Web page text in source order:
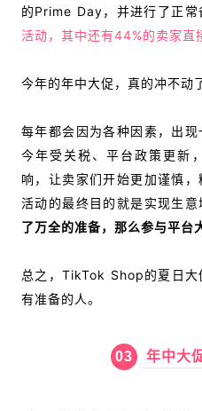
的Prime Day，并进行了正常
活动，其中还有44%的卖家直
今年的年中大促，真的冲不动
每年都会因为各种因素，出现
今年受关税、平台政策更新
响，让卖家们开始更加谨慎
活动的最终目的就是实现生意
了万全的准备，那么参与平台
总之，TikTok Shop的夏日
有准备的人。
03 年中大